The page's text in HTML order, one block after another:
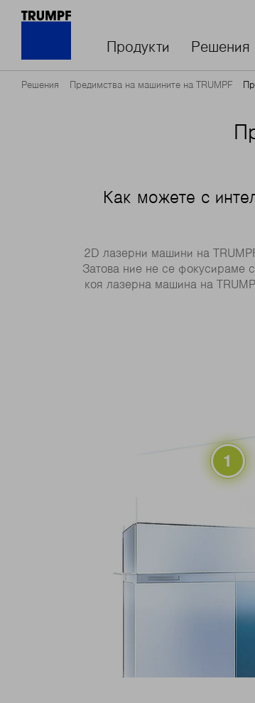
Продукти Решения
Решения Предимства на машините на TRUMPF
Как можете с
2D лазерни машини на
Затова ние не се фокусираме
коя лазерна машина на